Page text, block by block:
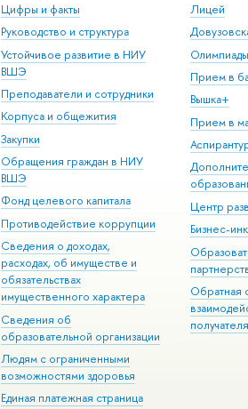
Цифры и факты
Руководство и структура
Устойчивое развитие в НИУ
ВШЭ
Преподаватели и сотрудники
Корпуса и общежития
Закупки
Обращения граждан в НИУ
ВШЭ
Фонд целевого капитала
Противодействие коррупции
Сведения о доходах,
расходах, об имуществе и
обязательствах
имущественного характера
Сведения об
образовательной организации
Людям с ограниченными
возможностями здоровья
Единая платежная страница
Лицей
Олимпиады
Прием в
Вышка+
Прием в
Центр
Бизнес-
Обратная